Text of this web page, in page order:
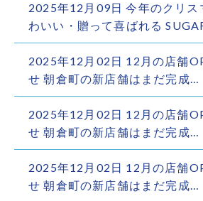
2025年12月09日 今年のクリス
わいい・贈って喜ばれる
2025年12月02日 12月の店舗
せ 朝倉町の新店舗はまだ完成…
2025年12月02日 12月の店舗
せ 朝倉町の新店舗はまだ完成…
2025年12月02日 12月の店舗
せ 朝倉町の新店舗はまだ完成…